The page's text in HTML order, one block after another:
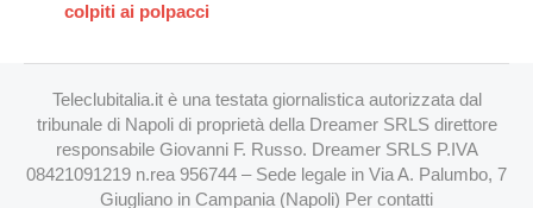
colpiti ai polpacci
Teleclubitalia.it è una testata giornalistica autorizzata dal
tribunale di Napoli di proprietà della Dreamer SRLS direttore
responsabile Giovanni F. Russo. Dreamer SRLS P.IVA
08421091219 n.rea 956744 – Sede legale in Via A. Palumbo, 7
Giugliano in Campania (Napoli) Per contatti